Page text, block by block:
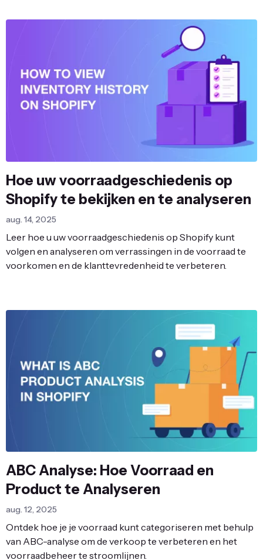
Hoe uw voorraadgeschiedenis op
Shopify te bekijken en te analyseren
aug. 14, 2025
Leer hoe u uw voorraadgeschiedenis op Shopify kunt
volgen en analyseren om verrassingen in de voorraad te
voorkomen en de klanttevredenheid te verbeteren.
ABC Analyse: Hoe Voorraad en
Product te Analyseren
aug. 12, 2025
Ontdek hoe je je voorraad kunt categoriseren met behulp
van ABC-analyse om de verkoop te verbeteren en het
voorraadbeheer te stroomlijnen.